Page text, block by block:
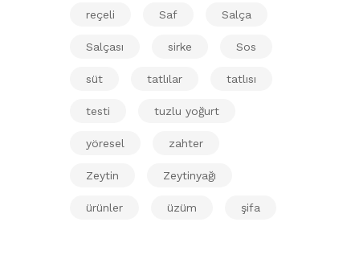
reçeli Saf Salça
Salçası sirke Sos
süt tatlılar tatlısı
testi tuzlu yoğurt
yöresel zahter
Zeytin Zeytinyağı
ürünler üzüm şifa